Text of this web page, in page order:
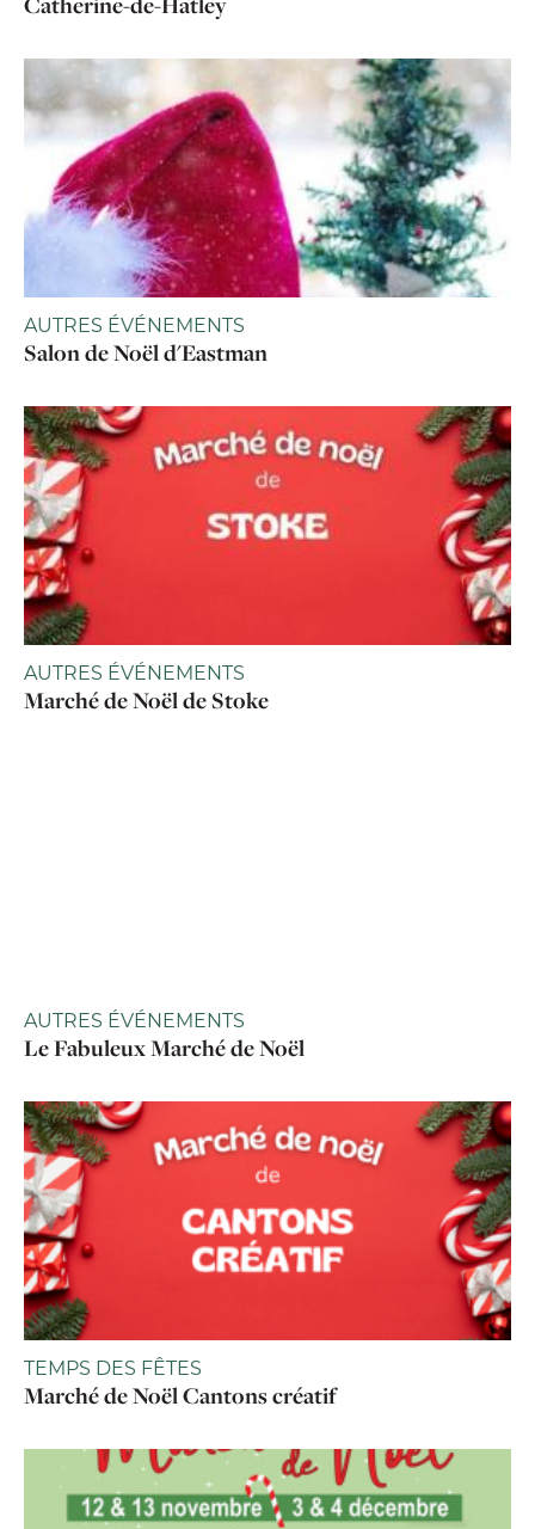
AUTRES ÉVÉNEMENTS
Salon de Noël d'Eastman
AUTRES ÉVÉNEMENTS
Marché de Noël de Stoke
AUTRES ÉVÉNEMENTS
Le Fabuleux Marché de Noël
TEMPS DES FÊTES
Marché de Noël Cantons créatif